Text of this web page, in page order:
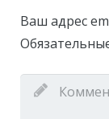
Ваш адрес